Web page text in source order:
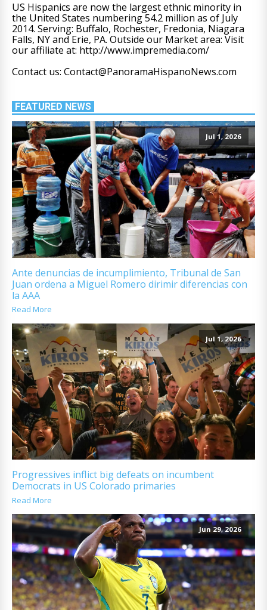
US Hispanics are now the largest ethnic minority in
the United States numbering 54.2 million as of July
2014. Serving: Buffalo, Rochester, Fredonia, Niagara
Falls, NY and Erie, PA. Outside our Market area: Visit
our affiliate at: http://www.impremedia.com/
Contact us: Contact@PanoramaHispanoNews.com
FEATURED NEWS
Jul 1, 2026
Ante denuncias de incumplimiento, Tribunal de San
Juan ordena a Miguel Romero dirimir diferencias con
la AAA
Read More
Jul 1, 2026
Progressives inflict big defeats on incumbent
Democrats in US Colorado primaries
Read More
Jun 29, 2026